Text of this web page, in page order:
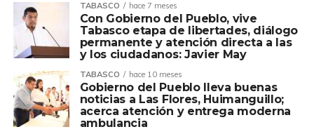
TABASCO hace 7 meses
Con Gobierno del Pueblo, vive
Tabasco etapa de libertades, diálogo
permanente y atención directa a las
y los ciudadanos: Javier May
TABASCO hace 10 meses
Gobierno del Pueblo lleva buenas
noticias a Las Flores, Huimanguillo;
acerca atención y entrega moderna
ambulancia